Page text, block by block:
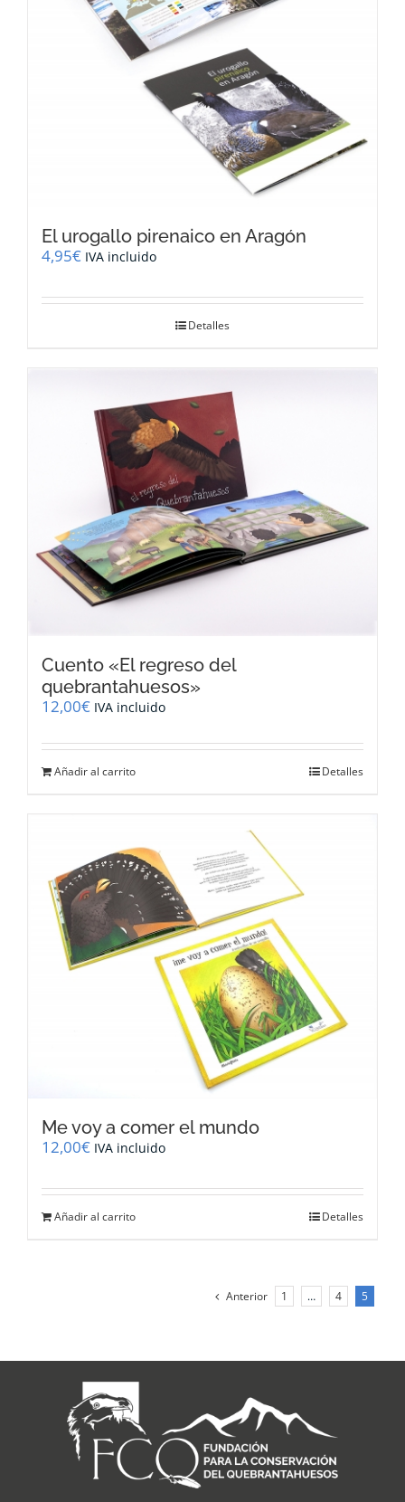
El urogallo pirenaico en Aragón
4,95€ IVA incluido
Detalles
Cuento «El regreso del
quebrantahuesos»
12,00€ IVA incluido
Añadir al carrito Detalles
Me voy a comer el mundo
12,00€ IVA incluido
Añadir al carrito Detalles
Anterior 1 … 4 5